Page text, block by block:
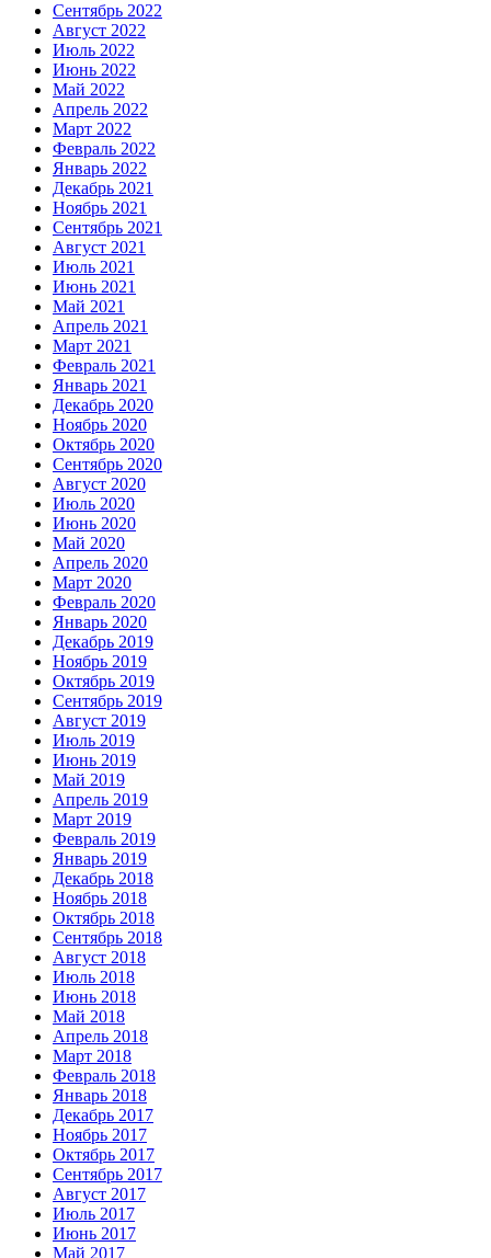
Сентябрь 2022
Август 2022
Июль 2022
Июнь 2022
Май 2022
Апрель 2022
Март 2022
Февраль 2022
Январь 2022
Декабрь 2021
Ноябрь 2021
Сентябрь 2021
Август 2021
Июль 2021
Июнь 2021
Май 2021
Апрель 2021
Март 2021
Февраль 2021
Январь 2021
Декабрь 2020
Ноябрь 2020
Октябрь 2020
Сентябрь 2020
Август 2020
Июль 2020
Июнь 2020
Май 2020
Апрель 2020
Март 2020
Февраль 2020
Январь 2020
Декабрь 2019
Ноябрь 2019
Октябрь 2019
Сентябрь 2019
Август 2019
Июль 2019
Июнь 2019
Май 2019
Апрель 2019
Март 2019
Февраль 2019
Январь 2019
Декабрь 2018
Ноябрь 2018
Октябрь 2018
Сентябрь 2018
Август 2018
Июль 2018
Июнь 2018
Май 2018
Апрель 2018
Март 2018
Февраль 2018
Январь 2018
Декабрь 2017
Ноябрь 2017
Октябрь 2017
Сентябрь 2017
Август 2017
Июль 2017
Июнь 2017
Май 2017